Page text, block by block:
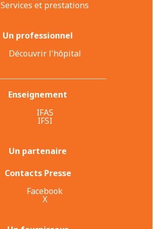
Services et prestations
Un professionnel
Découvrir l'hôpital
Enseignement
IFAS
IFSI
Un partenaire
Contacts Presse
Facebook
X